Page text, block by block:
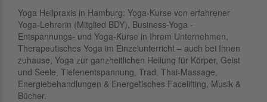
Yoga Heilpraxis in Hamburg: Yoga-Kurse von erfahrener
Yoga-Lehrerin (Mitglied BDY), Business-Yoga -
Entspannungs- und Yoga-Kurse in Ihrem Unternehmen,
Therapeutisches Yoga im Einzelunterricht – auch bei Ihnen
zuhause, Yoga zur ganzheitlichen Heilung für Körper, Geist
und Seele, Tiefenentspannung, Trad. Thai-Massage,
Energiebehandlungen & Energetisches Facelifting, Musik &
Bücher.